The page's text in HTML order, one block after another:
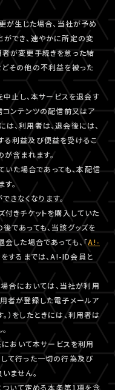
が生じた場合、当社が予め
でき、速やかに所定の変
が変更手続きを怠った結
その他の不利益を被った
止し、本サービスを退会す
コンテンツの配信前又はア
、利用者は、退会後には、
る利益及び便益を受けるこ
が含まれます。
た場合であっても、本配信
す。
きなくなります。
付きチケットを購入していた
であっても、当該グッズを
した場合であっても、「A!-
するまでは、A!-ID会員と
合においては、当社が利用
者が登録した電子メールア
）をしたときには、利用者は
おいて本サービスを利用
て行った一切の行為及び
ません。
ついて定める本条第1項を含